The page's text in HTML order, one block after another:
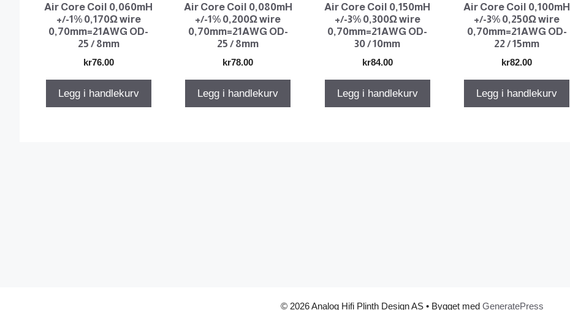
Air Core Coil 0,060mH
+/-1% 0,170Ω wire
0,70mm=21AWG OD-
25 / 8mm
kr76.00
Legg i handlekurv
Air Core Coil 0,080mH
+/-1% 0,200Ω wire
0,70mm=21AWG OD-
25 / 8mm
kr78.00
Legg i handlekurv
Air Core Coil 0,150mH
+/-3% 0,300Ω wire
0,70mm=21AWG OD-
30 / 10mm
kr84.00
Legg i handlekurv
Air Core Coil 0,100mH
+/-3% 0,250Ω wire
0,70mm=21AWG OD-
22 / 15mm
kr82.00
Legg i handlekurv
© 2026 Analog Hifi Plinth Design AS• Bygget med GeneratePress